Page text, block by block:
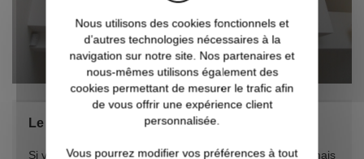
Le garde-corps à barre
Si vous aimez le style contemporain et épuré de l’inox, mais
Nous utilisons des cookies fonctionnels et
d’autres technologies nécessaires à la
navigation sur notre site. Nos partenaires et
nous-mêmes utilisons également des
cookies permettant de mesurer le trafic afin
de vous offrir une expérience client
personnalisée.
Vous pourrez modifier vos préférences à tout